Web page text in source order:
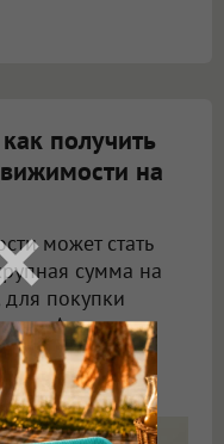
получить
на
может стать
сумма на
покупки
«Азиатско-
для